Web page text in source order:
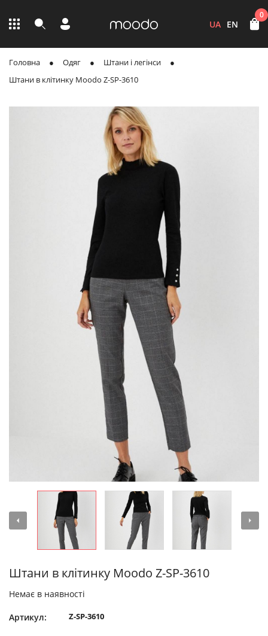
UA EN
0
Головна Одяг
Штани і легінси
Штани в клітинку Moodo Z-SP-3610
Штани в клітинку Moodo Z-SP-3610
Немає в наявності
Артикул: Z-SP-3610